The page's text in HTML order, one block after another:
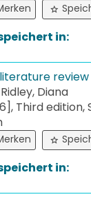
in:
Diana
Third edition,
in: